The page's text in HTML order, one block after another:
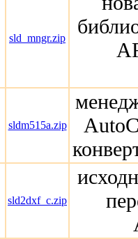
sld_mngr.zip
sldm515a.zip
sld2dxf_c.zip